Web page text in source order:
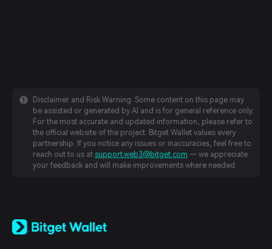
Disclaimer and Risk Warning: Some content on this page may
be assisted or generated by AI and is for general reference only.
For the most accurate and updated information, please refer to
the official website of the project. Bitget Wallet values every
partnership. If you notice any issues or inaccuracies, feel free to
reach out to us at support.web3@bitget.com — we appreciate
your feedback and will make improvements where needed.
日本語